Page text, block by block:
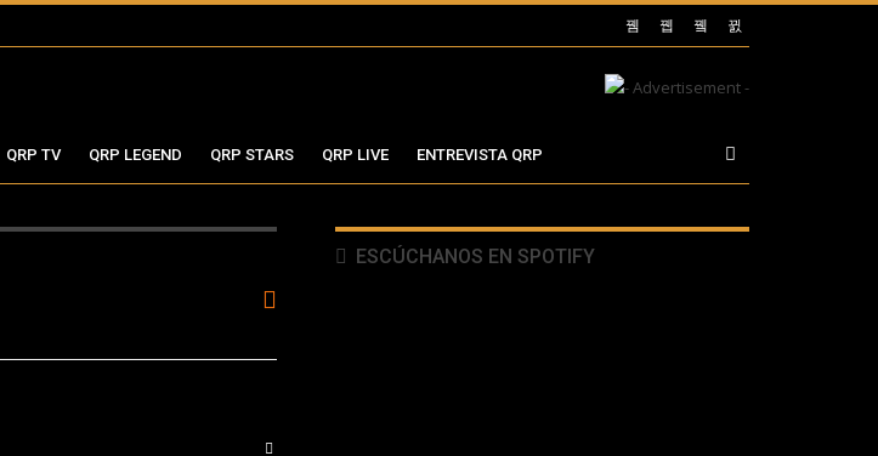
QRP TV QRP LEGEND QRP STARS QRP LIVE ENTREVISTA QRP
ESCÚCHANOS EN SPOTIFY